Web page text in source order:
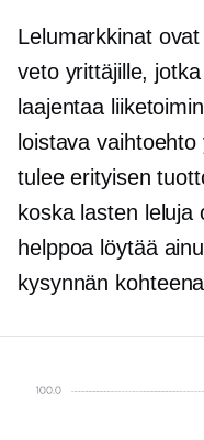
Lelumarkkinat
veto yrittäjille,
laajentaa
loistava vaihtoehto
tulee erityisen
koska lasten leluja
helppoa löytää
kysynnän kohteena